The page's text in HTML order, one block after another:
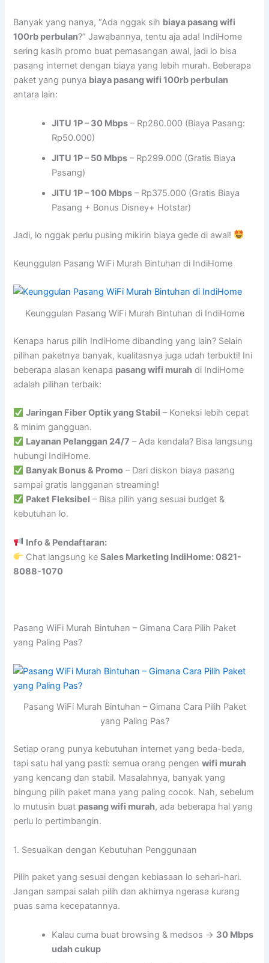
Banyak yang nanya, “Ada nggak sih biaya pasang wifi
100rb perbulan?” Jawabannya, tentu aja ada! IndiHome
sering kasih promo buat pemasangan awal, jadi lo bisa
pasang internet dengan biaya yang lebih murah. Beberapa
paket yang punya biaya pasang wifi 100rb perbulan
antara lain:
JITU 1P – 30 Mbps – Rp280.000 (Biaya Pasang:
Rp50.000)
JITU 1P – 50 Mbps – Rp299.000 (Gratis Biaya
Pasang)
JITU 1P – 100 Mbps – Rp375.000 (Gratis Biaya
Pasang + Bonus Disney+ Hotstar)
Jadi, lo nggak perlu pusing mikirin biaya gede di awal!
Keunggulan Pasang WiFi Murah Bintuhan di IndiHome
Keunggulan Pasang WiFi Murah Bintuhan di IndiHome
Kenapa harus pilih IndiHome dibanding yang lain? Selain
pilihan paketnya banyak, kualitasnya juga udah terbukti! Ini
beberapa alasan kenapa pasang wifi murah di IndiHome
adalah pilihan terbaik:
Jaringan Fiber Optik yang Stabil – Koneksi lebih cepat
& minim gangguan.
Layanan Pelanggan 24/7 – Ada kendala? Bisa langsung
hubungi IndiHome.
Banyak Bonus & Promo – Dari diskon biaya pasang
sampai gratis langganan streaming!
Paket Fleksibel – Bisa pilih yang sesuai budget &
kebutuhan lo.
Info & Pendaftaran:
Chat langsung keSales Marketing IndiHome: 0821-
8088-1070
Pasang WiFi Murah Bintuhan – Gimana Cara Pilih Paket
yang Paling Pas?
Pasang WiFi Murah Bintuhan – Gimana Cara Pilih Paket
yang Paling Pas?
Setiap orang punya kebutuhan internet yang beda-beda,
tapi satu hal yang pasti: semua orang pengenwifi murah
yang kencang dan stabil. Masalahnya, banyak yang
bingung pilih paket mana yang paling cocok. Nah, sebelum
lo mutusin buat pasang wifi murah, ada beberapa hal yang
perlu lo pertimbangin.
1. Sesuaikan dengan Kebutuhan Penggunaan
Pilih paket yang sesuai dengan kebiasaan lo sehari-hari.
Jangan sampai salah pilih dan akhirnya ngerasa kurang
puas sama kecepatannya.
Kalau cuma buat browsing & medsos → 30 Mbps
udah cukup